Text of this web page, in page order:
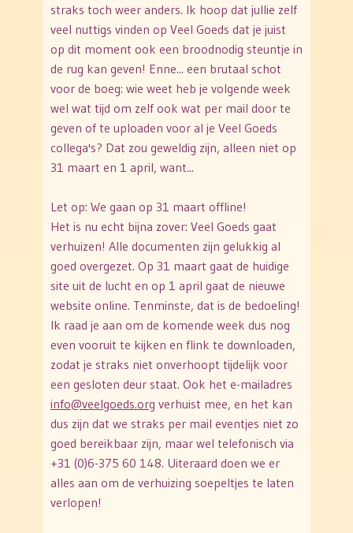
straks toch weer anders. Ik hoop dat jullie zelf
veel nuttigs vinden op Veel Goeds dat je juist
op dit moment ook een broodnodig steuntje in
de rug kan geven! Enne... een brutaal schot
voor de boeg: wie weet heb je volgende week
wel wat tijd om zelf ook wat per mail door te
geven of te uploaden voor al je Veel Goeds
collega's? Dat zou geweldig zijn, alleen niet op
31 maart en 1 april, want...
Let op: We gaan op 31 maart offline!
Het is nu echt bijna zover: Veel Goeds gaat
verhuizen! Alle documenten zijn gelukkig al
goed overgezet. Op 31 maart gaat de huidige
site uit de lucht en op 1 april gaat de nieuwe
website online. Tenminste, dat is de bedoeling!
Ik raad je aan om de komende week dus nog
even vooruit te kijken en flink te downloaden,
zodat je straks niet onverhoopt tijdelijk voor
een gesloten deur staat. Ook het e-mailadres
info@veelgoeds.org verhuist mee, en het kan
dus zijn dat we straks per mail eventjes niet zo
goed bereikbaar zijn, maar wel telefonisch via
+31 (0)6-375 60 148. Uiteraard doen we er
alles aan om de verhuizing soepeltjes te laten
verlopen!